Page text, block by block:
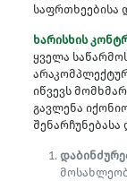
საფრთხეებისა
ხარისხის
ყველა
იწვევს
გავლენა
შენარჩუნებასა